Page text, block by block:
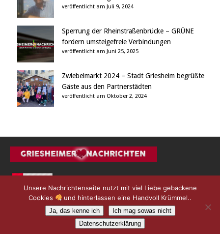
veröffentlicht am Juli 9, 2024
Sperrung der Rheinstraßenbrücke – GRÜNE
fordern umsteigefreie Verbindungen
veröffentlicht am Juni 25, 2025
Zwiebelmarkt 2024 – Stadt Griesheim begrüßte
Gäste aus den Partnerstädten
veröffentlicht am Oktober 2, 2024
© 2012 - 2025 L9 Medien
Unsere Nachrichtenseite nutzt mit viel Liebe gebackene
Cookies
und hinterlassen eine Handvoll Krümmel..
Ja, das kenne ich
Ich mag sowas nicht
Datenschutzerklärung